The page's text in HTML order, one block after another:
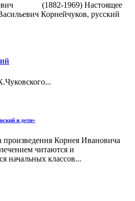
(1882-1969) Настоящее
Корнейчуков, русский
и дети»
Корнея Ивановича
читаются и
начальных классов...